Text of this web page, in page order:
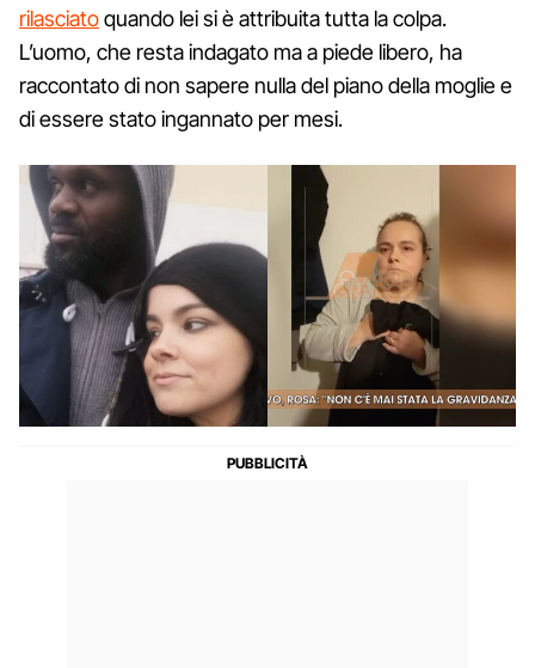
rilasciatoquando lei si è attribuita tutta la colpa.
L’uomo, che resta indagato ma a piede libero, ha
raccontato di non sapere nulla del piano della moglie e
di essere stato ingannato per mesi.